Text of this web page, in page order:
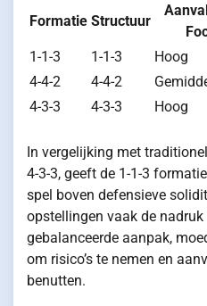
Formatie Structuur
1-1-3
1-1-3 Hoog
4-4-2
4-4-2
4-3-3
4-3-3 Hoog
In vergelijking met
4-3-3, geeft de 1-1-3
spel boven defensieve
opstellingen vaak de nadruk
gebalanceerde aanpak,
om risico’s te nemen en
benutten.